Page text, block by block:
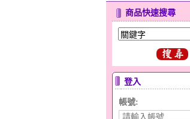
商品快速搜尋
登入
帳號: